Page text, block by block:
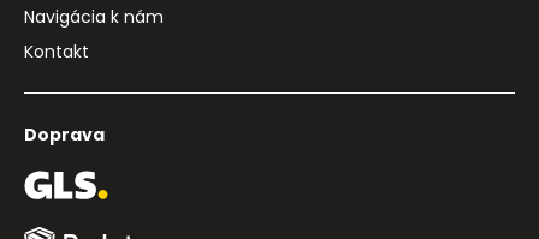
Navigácia k nám
Kontakt
Doprava